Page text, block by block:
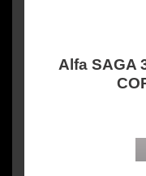
Alfa SAGA